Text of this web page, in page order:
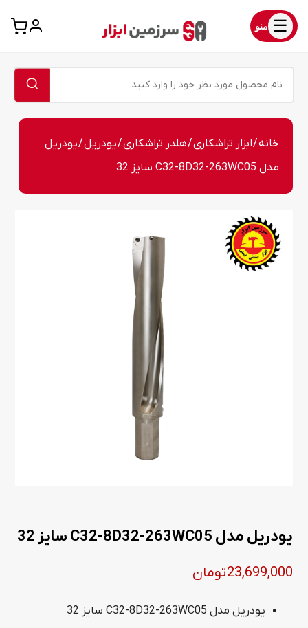
☰ منو
خانه/ابزار تراشکاری/هلدر تراشکاری/یودریل/ یودریل
مدل C32-8D32-263WC05 سایز 32
یودریل مدل C32-8D32-263WC05 سایز 32
23,699,000تومان
یودریل مدل C32-8D32-263WC05 سایز 32